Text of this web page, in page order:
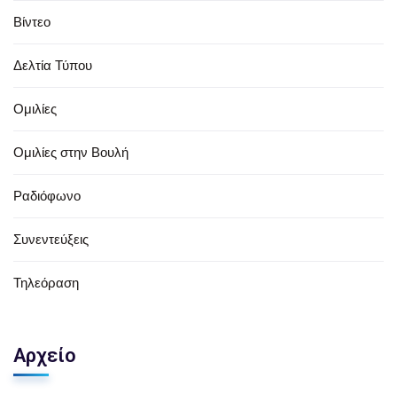
Βίντεο
Δελτία Τύπου
Ομιλίες
Ομιλίες στην Βουλή
Ραδιόφωνο
Συνεντεύξεις
Τηλεόραση
Αρχείο